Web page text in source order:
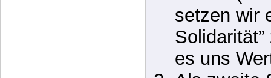
Willen
setzen wir